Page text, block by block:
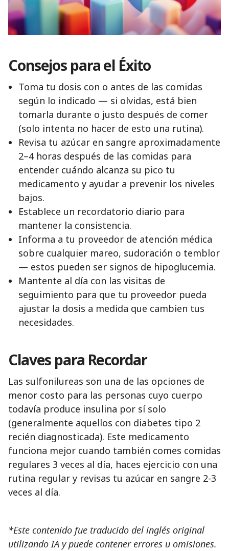
Consejos para el Éxito
Toma tu dosis con o antes de las comidas
según lo indicado — si olvidas, está bien
tomarla durante o justo después de comer
(solo intenta no hacer de esto una rutina).
Revisa tu azúcar en sangre aproximadamente
2–4 horas después de las comidas para
entender cuándo alcanza su pico tu
medicamento y ayudar a prevenir los niveles
bajos.
Establece un recordatorio diario para
mantener la consistencia.
Informa a tu proveedor de atención médica
sobre cualquier mareo, sudoración o temblor
— estos pueden ser signos de hipoglucemia.
Mantente al día con las visitas de
seguimiento para que tu proveedor pueda
ajustar la dosis a medida que cambien tus
necesidades.
Claves para Recordar
Las sulfonilureas son una de las opciones de
menor costo para las personas cuyo cuerpo
todavía produce insulina por sí solo
(generalmente aquellos con diabetes tipo 2
recién diagnosticada). Este medicamento
funciona mejor cuando también comes comidas
regulares 3 veces al día, haces ejercicio con una
rutina regular y revisas tu azúcar en sangre 2-3
veces al día.
*Este contenido fue traducido del inglés original
utilizando IA y puede contener errores u omisiones.